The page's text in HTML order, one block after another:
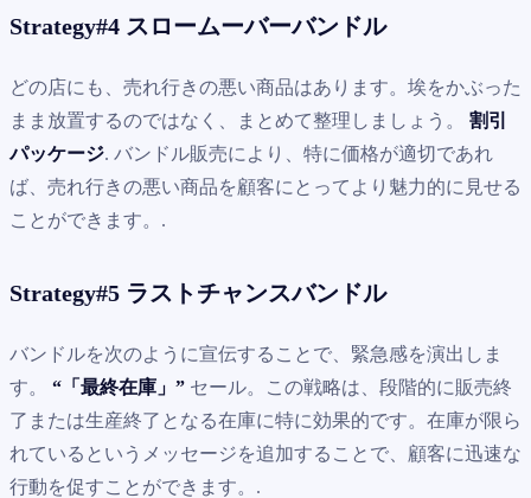
Strategy#4 スロームーバーバンドル
どの店にも、売れ行きの悪い商品はあります。埃をかぶった
まま放置するのではなく、まとめて整理しましょう。 割引
パッケージ. バンドル販売により、特に価格が適切であれ
ば、売れ行きの悪い商品を顧客にとってより魅力的に見せる
ことができます。.
Strategy#5 ラストチャンスバンドル
バンドルを次のように宣伝することで、緊急感を演出しま
す。 “「最終在庫」” セール。この戦略は、段階的に販売終
了または生産終了となる在庫に特に効果的です。在庫が限ら
れているというメッセージを追加することで、顧客に迅速な
行動を促すことができます。.